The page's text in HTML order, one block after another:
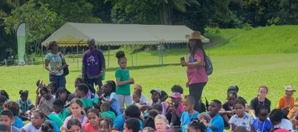
Qui sommes-nous ?
Nos actions
Nos partenaires
Nous trouver
Adhérer à l’USEP
Devenir partenaire
Nos
Prêt de